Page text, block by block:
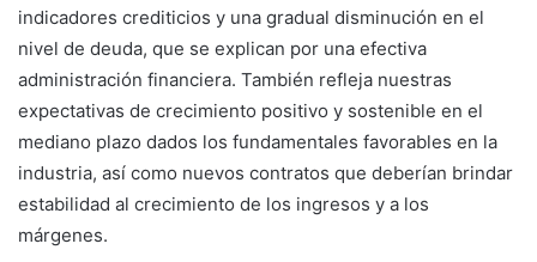
indicadores crediticios y una gradual disminución en el
nivel de deuda, que se explican por una efectiva
administración financiera. También refleja nuestras
expectativas de crecimiento positivo y sostenible en el
mediano plazo dados los fundamentales favorables en la
industria, así como nuevos contratos que deberían brindar
estabilidad al crecimiento de los ingresos y a los
márgenes.